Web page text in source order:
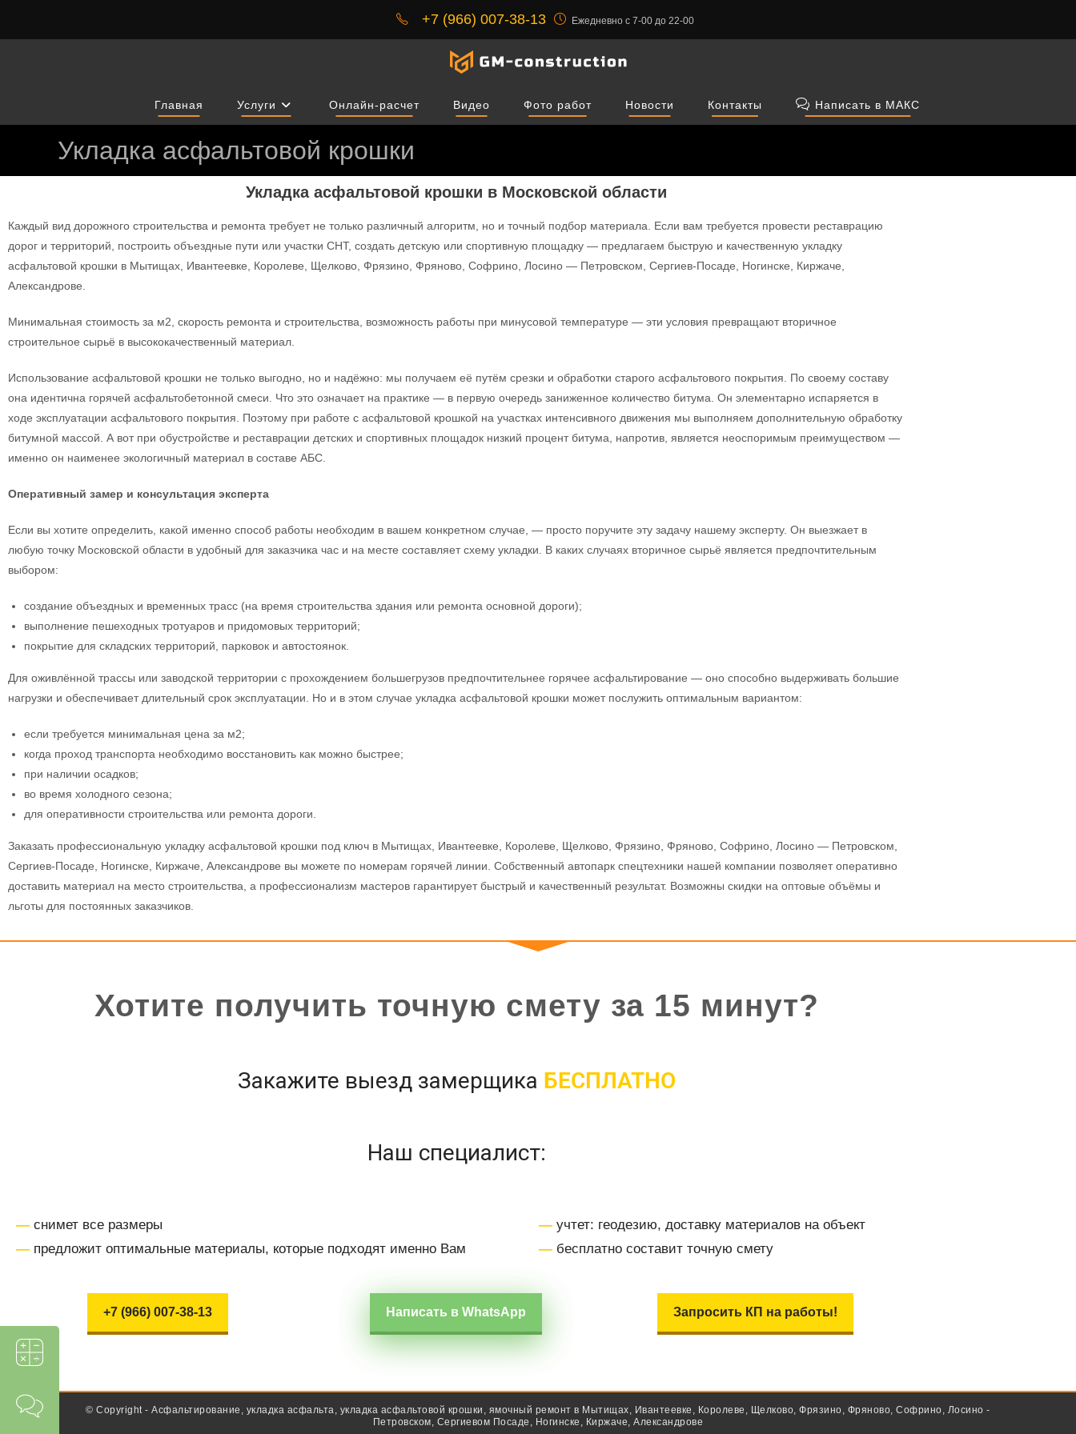
+7 (966) 007-38-13 Ежедневно с 7-00 до 22-00
Главная Услуги Онлайн-расчет Видео Фото работ Новости Контакты Написать в МАКС
Укладка асфальтовой крошки
Укладка асфальтовой крошки в Московской области
Каждый вид дорожного строительства и ремонта требует не только различный алгоритм, но и точный подбор материала. Если вам требуется провести реставрацию
дорог и территорий, построить объездные пути или участки СНТ, создать детскую или спортивную площадку — предлагаем быструю и качественную укладку
асфальтовой крошки в Мытищах, Ивантеевке, Королеве, Щелково, Фрязино, Фряново, Софрино, Лосино — Петровском, Сергиев-Посаде, Ногинске, Киржаче,
Александрове.
Минимальная стоимость за м2, скорость ремонта и строительства, возможность работы при минусовой температуре — эти условия превращают вторичное
строительное сырьё в высококачественный материал.
Использование асфальтовой крошки не только выгодно, но и надёжно: мы получаем её путём срезки и обработки старого асфальтового покрытия. По своему составу
она идентична горячей асфальтобетонной смеси. Что это означает на практике — в первую очередь заниженное количество битума. Он элементарно испаряется в
ходе эксплуатации асфальтового покрытия. Поэтому при работе с асфальтовой крошкой на участках интенсивного движения мы выполняем дополнительную обработку
битумной массой. А вот при обустройстве и реставрации детских и спортивных площадок низкий процент битума, напротив, является неоспоримым преимуществом —
именно он наименее экологичный материал в составе АБС.
Оперативный замер и консультация эксперта
Если вы хотите определить, какой именно способ работы необходим в вашем конкретном случае, — просто поручите эту задачу нашему эксперту. Он выезжает в
любую точку Московской области в удобный для заказчика час и на месте составляет схему укладки. В каких случаях вторичное сырьё является предпочтительным
выбором:
создание объездных и временных трасс (на время строительства здания или ремонта основной дороги);
выполнение пешеходных тротуаров и придомовых территорий;
покрытие для складских территорий, парковок и автостоянок.
Для оживлённой трассы или заводской территории с прохождением большегрузов предпочтительнее горячее асфальтирование — оно способно выдерживать большие
нагрузки и обеспечивает длительный срок эксплуатации. Но и в этом случае укладка асфальтовой крошки может послужить оптимальным вариантом:
если требуется минимальная цена за м2;
когда проход транспорта необходимо восстановить как можно быстрее;
при наличии осадков;
во время холодного сезона;
для оперативности строительства или ремонта дороги.
Заказать профессиональную укладку асфальтовой крошки под ключ в Мытищах, Ивантеевке, Королеве, Щелково, Фрязино, Фряново, Софрино, Лосино — Петровском,
Сергиев-Посаде, Ногинске, Киржаче, Александрове вы можете по номерам горячей линии. Собственный автопарк спецтехники нашей компании позволяет оперативно
доставить материал на место строительства, а профессионализм мастеров гарантирует быстрый и качественный результат. Возможны скидки на оптовые объёмы и
льготы для постоянных заказчиков.
Хотите получить точную смету за 15 минут?
Закажите выезд замерщика БЕСПЛАТНО
Наш специалист:
— снимет все размеры
— предложит оптимальные материалы, которые подходят именно Вам
—учтет: геодезию, доставку материалов на объект
—бесплатно составит точную смету
+7 (966) 007-38-13 Написать в WhatsApp Запросить КП на работы!
© Copyright - Асфальтирование, укладка асфальта, укладка асфальтовой крошки, ямочный ремонт в Мытищах, Ивантеевке, Королеве, Щелково, Фрязино, Фряново, Софрино, Лосино -
Петровском, Сергиевом Посаде, Ногинске, Киржаче, Александрове